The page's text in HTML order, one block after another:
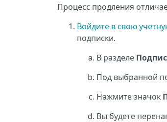
Процесс продления
Войдите в свою
подписки.
В разделе
Под выбранной
Нажмите значок
Вы будете